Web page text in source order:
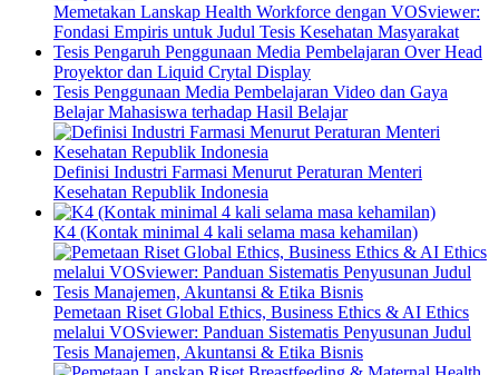
Memetakan Lanskap Health Workforce dengan VOSviewer:
Fondasi Empiris untuk Judul Tesis Kesehatan Masyarakat
Tesis Pengaruh Penggunaan Media Pembelajaran Over Head
Proyektor dan Liquid Crytal Display
Tesis Penggunaan Media Pembelajaran Video dan Gaya
Belajar Mahasiswa terhadap Hasil Belajar
Definisi Industri Farmasi Menurut Peraturan Menteri
Kesehatan Republik Indonesia
K4 (Kontak minimal 4 kali selama masa kehamilan)
Pemetaan Riset Global Ethics, Business Ethics & AI Ethics
melalui VOSviewer: Panduan Sistematis Penyusunan Judul
Tesis Manajemen, Akuntansi & Etika Bisnis